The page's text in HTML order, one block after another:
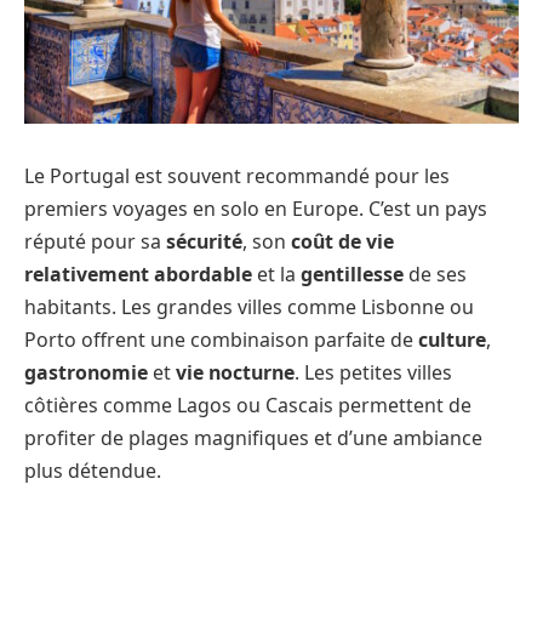
Le Portugal est souvent recommandé pour les
premiers voyages en solo en Europe. C’est un pays
réputé pour sa sécurité, son coût de vie
relativement abordable et la gentillesse de ses
habitants. Les grandes villes comme Lisbonne ou
Porto offrent une combinaison parfaite deculture,
gastronomie etvie nocturne. Les petites villes
côtières comme Lagos ou Cascais permettent de
profiter de plages magnifiques et d’une ambiance
plus détendue.